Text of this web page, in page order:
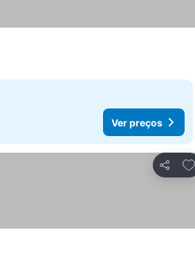
Ver preços